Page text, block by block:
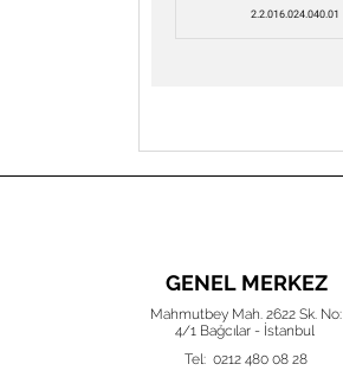
2.2.016.024.040.01
GENEL MERKEZ
Mahmutbey Mah. 2622 Sk. No:
4/1 Bağcılar - İstanbul
Tel: 0212 480 08 28